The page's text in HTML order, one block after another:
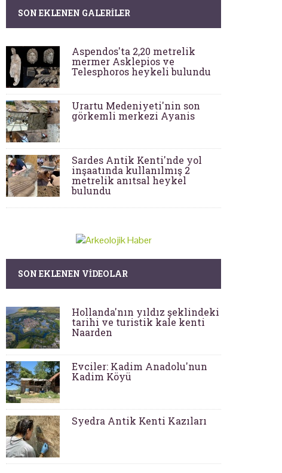
SON EKLENEN GALERILER
Aspendos'ta 2,20 metrelik
mermer Asklepios ve
Telesphoros heykeli bulundu
Urartu Medeniyeti'nin son
görkemli merkezi Ayanis
Sardes Antik Kenti'nde yol
inşaatında kullanılmış 2
metrelik anıtsal heykel
bulundu
SON EKLENEN VIDEOLAR
Hollanda'nın yıldız şeklindeki
tarihi ve turistik kale kenti
Naarden
Evciler: Kadim Anadolu'nun
Kadim Köyü
Syedra Antik Kenti Kazıları